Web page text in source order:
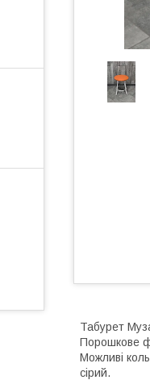
Табурет
Порошкове
Можливі
сірий.